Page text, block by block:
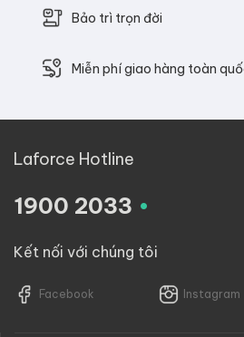
Bảo trì trọn đời
Miễn phí giao hàng toàn
Laforce Hotline
1900 2033 .
Kết nối với chúng tôi
Facebook Instagram